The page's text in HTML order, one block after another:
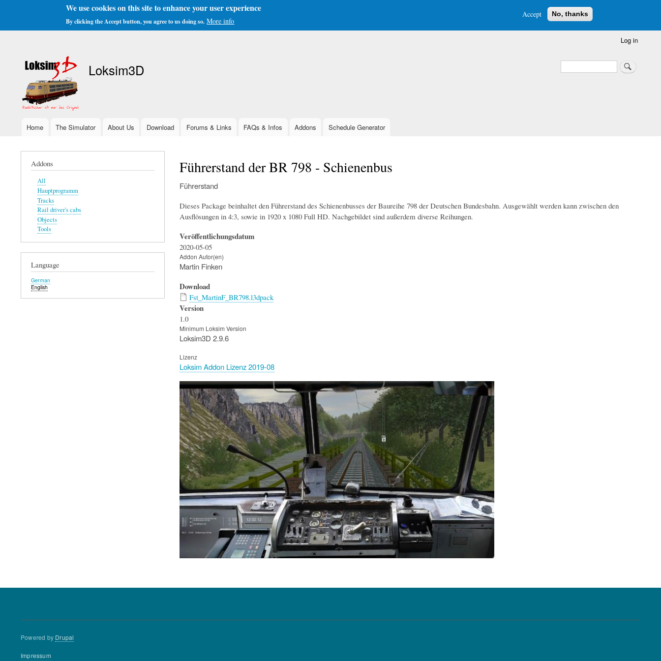
We use cookies on this site to enhance your user experience
By clicking the Accept button, you agree to us doing so. More info
Accept No, thanks
menu
Log in
Loksim3D Search
Search
MainHome The Simulator About Us Download Forums & Links FAQs & Infos Addons Schedule Generator
Führerstand der BR 798 - Schienenbus
Führerstand
Dieses Package beinhaltet den Führerstand des Schienenbusses der Baureihe 798 der Deutschen Bundesbahn. Ausgewählt werden kann zwischen den
Ausflösungen in 4:3, sowie in 1920 x 1080 Full HD. Nachgebildet sind außerdem diverse Reihungen.
Veröffentlichungsdatum
2020-05-05
Addon Autor(en)
Martin Finken
Download
Fst_MartinF_BR798.l3dpack
Version
1.0
Minimum Loksim Version
Loksim3D 2.9.6
Lizenz
Loksim Addon Lizenz 2019-08
Addons
All
Hauptprogramm
Tracks
Rail driver's cabs
Objects
Tools
Language
German
English
Powered by Drupal
Footer
Impressum